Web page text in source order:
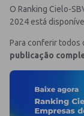
O Ranking Cielo-
2024 está
Para conferir todos
publicação